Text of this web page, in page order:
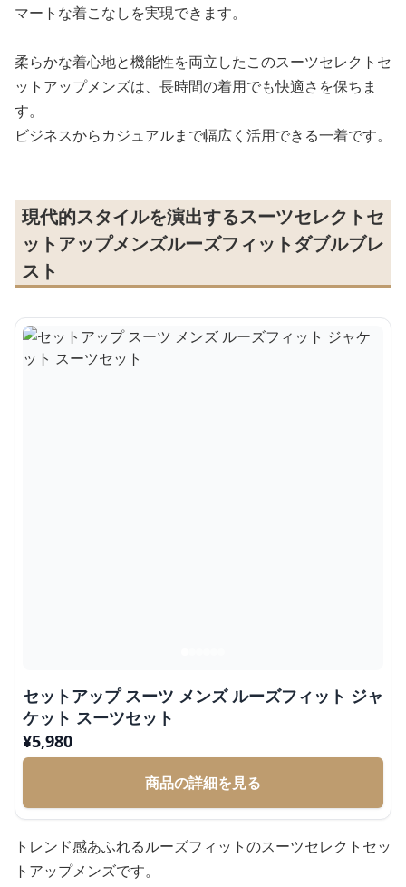
マートな着こなしを実現できます。
柔らかな着心地と機能性を両立したこのスーツセレクトセ
ットアップメンズは、長時間の着用でも快適さを保ちま
す。
ビジネスからカジュアルまで幅広く活用できる一着です。
現代的スタイルを演出するスーツセレクトセ
ットアップメンズルーズフィットダブルブレ
スト
セットアップ スーツ メンズ ルーズフィット ジャ
ケット スーツセット
¥5,980
商品の詳細を見る
トレンド感あふれるルーズフィットのスーツセレクトセッ
トアップメンズです。